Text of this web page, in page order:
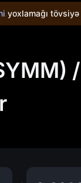
yoxlamağı